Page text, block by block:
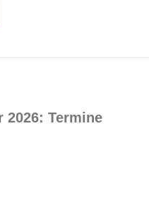
2026: Termine